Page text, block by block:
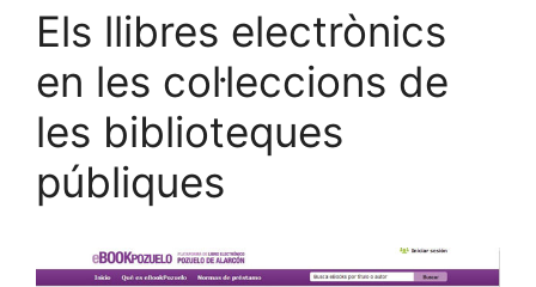
Els llibres electrònics
en les col·leccions de
les biblioteques
públiques